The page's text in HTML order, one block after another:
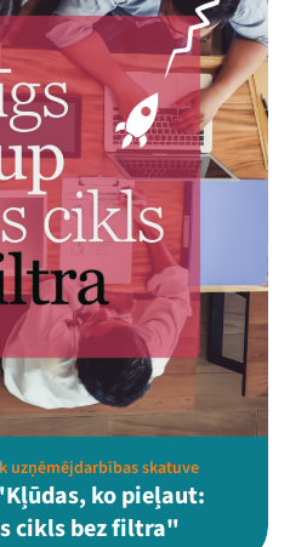
uzņēmējdarbības skatuve
ko pieļaut:
cikls bez filtra"